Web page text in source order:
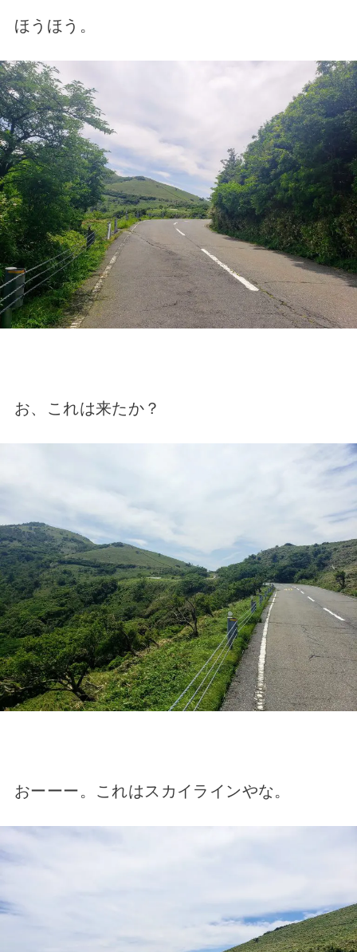
ほうほう。
お、これは来たか？
おーーー。これはスカイラインやな。